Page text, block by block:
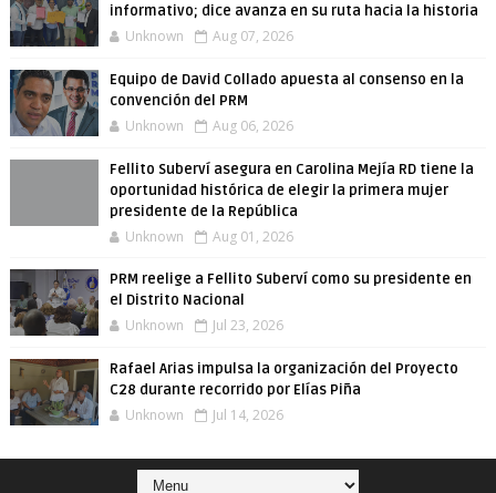
informativo; dice avanza en su ruta hacia la historia
Unknown Aug 07, 2026
Equipo de David Collado apuesta al consenso en la
convención del PRM
Unknown Aug 06, 2026
Fellito Suberví asegura en Carolina Mejía RD tiene la
oportunidad histórica de elegir la primera mujer
presidente de la República
Unknown Aug 01, 2026
PRM reelige a Fellito Suberví como su presidente en
el Distrito Nacional
Unknown Jul 23, 2026
Rafael Arias impulsa la organización del Proyecto
C28 durante recorrido por Elías Piña
Unknown Jul 14, 2026